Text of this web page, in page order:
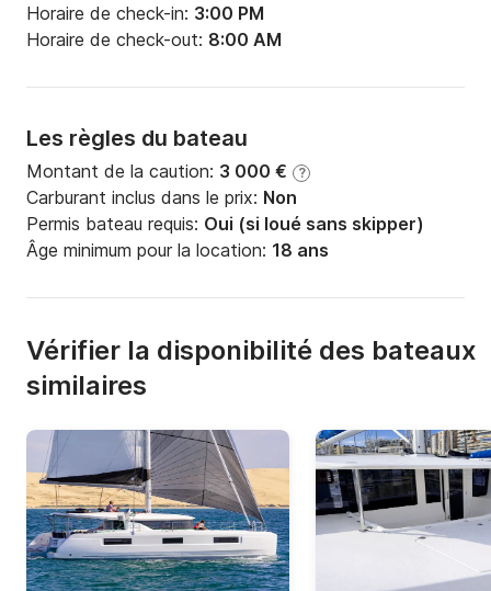
Horaire de check-in: 3:00 PM
Horaire de check-out: 8:00 AM
Les règles du bateau
Montant de la caution: 3 000 € ?
Carburant inclus dans le prix: Non
Permis bateau requis: Oui (si loué sans skipper)
Âge minimum pour la location: 18 ans
Vérifier la disponibilité des bateaux
similaires